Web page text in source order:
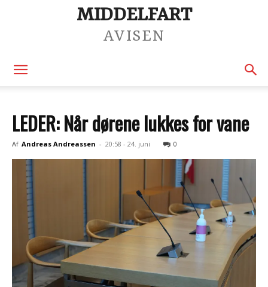
MIDDELFART
AVISEN
LEDER: Når dørene lukkes for vane
Af Andreas Andreassen - 20:58 - 24. juni 0